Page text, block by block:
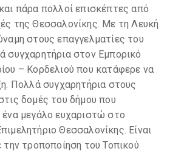
πάρα πολλοί επισκέπτες από
της Θεσσαλονίκης. Με τη Λευκή
στους επαγγελματίες του
συγχαρητήρια στον Εμπορικό
– Κορδελιού που κατάφερε να
Πολλά συγχαρητήρια στους
δομές του δήμου που
ένα μεγάλο ευχαριστώ στο
Θεσσαλονίκης. Είναι
την τροποποίηση του Τοπικού